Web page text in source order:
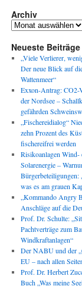
Archiv
Archiv
Neueste Beiträge
„Viele Verlierer,
Der neue Blick auf
Wattenmeer“
Exxon-Antrag: CO2-
der Nordsee –
gefährden
„Fischereidialog“
zehn Prozent des
fischereifrei werden
Risikoanlagen Wind-
Solarenergie –
Bürgerbeteiligungen:
was es am grauen
„Kommando Angry
Anschläge auf die
Prof. Dr. Schulte:
Pachtverträge zum
Windkraftanlagen“
Der NABU und der
EU – nach allen
Prof. Dr. Herbert
Buch „Was meine